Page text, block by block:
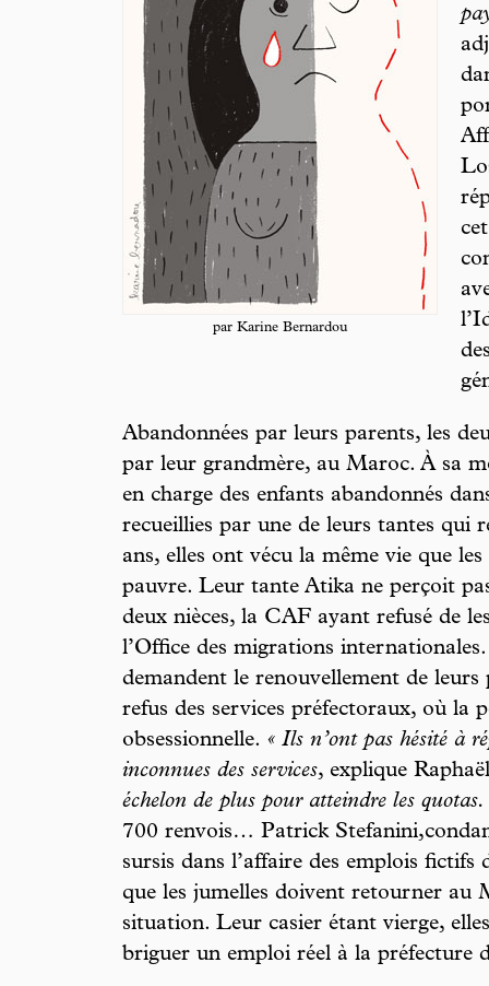
par Karine Bernardou
Abandonnées par leurs parents, les
par leur grandmère, au Maroc. À sa
en charge des enfants abandonnés
recueillies par une de leurs tantes qui
ans, elles ont vécu la même vie que
pauvre. Leur tante Atika ne perçoit
deux nièces, la CAF ayant refusé de
l’Office des migrations
demandent le renouvellement de leurs
refus des services préfectoraux, où la
obsessionnelle. « Ils n’ont pas hésité à
inconnues des services, explique
échelon de plus pour atteindre les quotas.
700 renvois… Patrick
sursis dans l’affaire des emplois fictifs
que les jumelles doivent retourner au
situation. Leur casier étant vierge,
briguer un emploi réel à la préfecture